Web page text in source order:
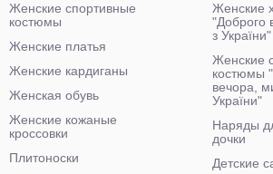
Женские спортивные
костюмы
Женские платья
Женские кардиганы
Женская обувь
Женские кожаные
кроссовки
Плитоноски
Женские
"Доброго
з України"
Женские
костюмы
вечора,
України"
Наряды
дочки
Детские